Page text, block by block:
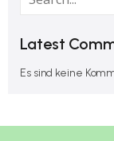
Latest
Es sind keine